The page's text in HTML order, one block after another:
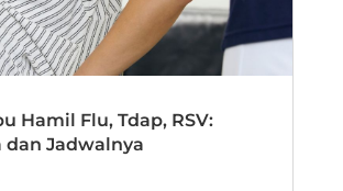
Hamil Flu, Tdap, RSV:
dan Jadwalnya